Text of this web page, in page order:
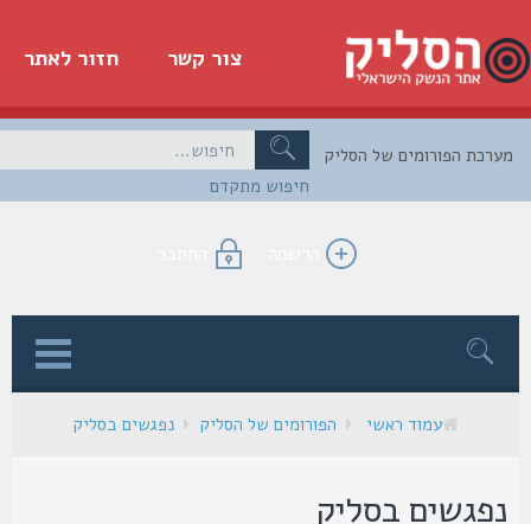
חזור לאתר צור קשר
חיפוש מתקדם
הפורומים של הסליק
הרשמה התחבר
עמוד ראשי הפורומים של הסליק נפגשים בסליק
בסליק